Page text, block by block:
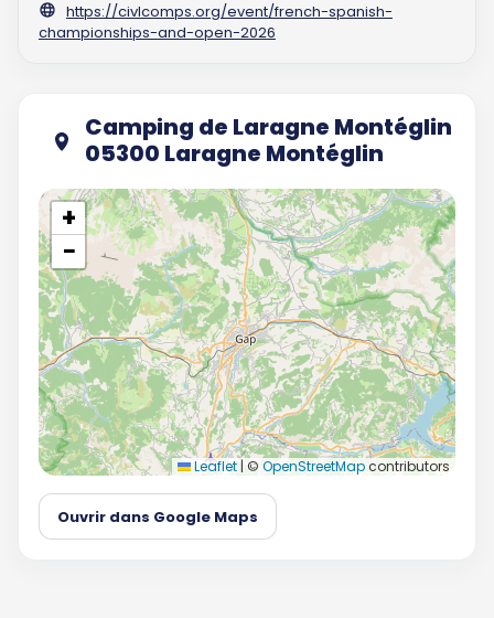
https://civlcomps.org/event/french-spanish-
championships-and-open-2026
Camping de Laragne Montéglin
05300 Laragne Montéglin
+
−
Leaflet | © OpenStreetMapcontributors
Ouvrir dans Google Maps